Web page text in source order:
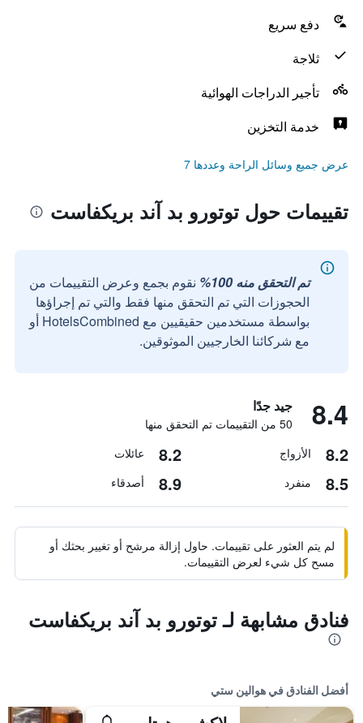
دفع سريع
ثلاجة
تأجير الدراجات الهوائية
خدمة التخزين
عرض جميع وسائل الراحة وعددها 7
تقييمات حول توتورو بد آند بريكفاست
تم التحقق منه 100%
نقوم بجمع وعرض التقييمات من
الحجوزات التي تم التحقق منها فقط والتي تم إجراؤها
بواسطة مستخدمين حقيقيين مع HotelsCombined أو
مع شركائنا الخارجيين الموثوقين.
8.4 جيد جدًا
50 من التقييمات تم التحقق منها
8.2 الأزواج 8.2 عائلات
8.5 منفرد 8.9 أصدقاء
لم يتم العثور على تقييمات. حاول إزالة مرشح أو تغيير بحثك أو
مسح كل شيء لعرض التقييمات.
فنادق مشابهة لـ توتورو بد آند بريكفاست
أفضل الفنادق في هوالين ستي